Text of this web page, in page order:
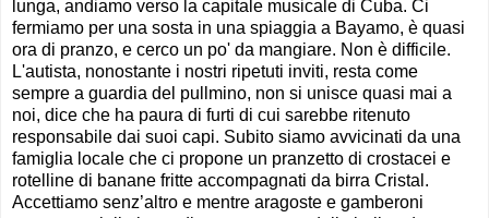
lunga, andiamo verso la capitale musicale di Cuba. Ci
fermiamo per una sosta in una spiaggia a Bayamo, è quasi
ora di pranzo, e cerco un po' da mangiare. Non è difficile.
L'autista, nonostante i nostri ripetuti inviti, resta come
sempre a guardia del pullmino, non si unisce quasi mai a
noi, dice che ha paura di furti di cui sarebbe ritenuto
responsabile dai suoi capi. Subito siamo avvicinati da una
famiglia locale che ci propone un pranzetto di crostacei e
rotelline di banane fritte accompagnati da birra Cristal.
Accettiamo senz’altro e mentre aragoste e gamberoni